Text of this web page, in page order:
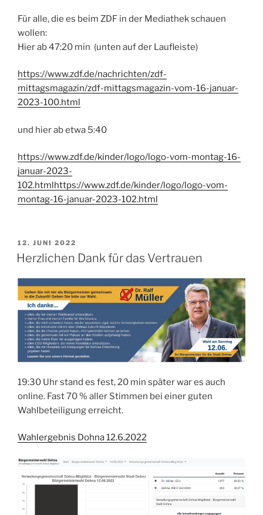
Für alle, die es beim ZDF in der Mediathek schauen
wollen:
Hier ab 47:20 min (unten auf der Laufleiste)
https://www.zdf.de/nachrichten/zdf-
mittagsmagazin/zdf-mittagsmagazin-vom-16-januar-
2023-100.html
und hier ab etwa 5:40
https://www.zdf.de/kinder/logo/logo-vom-montag-16-
januar-2023-
102.html https://www.zdf.de/kinder/logo/logo-vom-
montag-16-januar-2023-102.html
VERÖFFENTLICHT
AM
12. JUNI 2022
Herzlichen Dank für das Vertrauen
19:30 Uhr stand es fest, 20 min später war es auch
online. Fast 70 % aller Stimmen bei einer guten
Wahlbeteiligung erreicht.
Wahlergebnis Dohna 12.6.2022